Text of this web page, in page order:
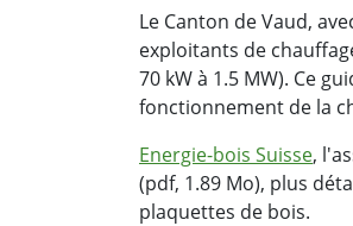
Le Canton de Vaud,
exploitants de
70 kW à 1.5 MW). Ce
fonctionnement de la
Energie-bois Suisse,
(pdf, 1.89 Mo), plus
plaquettes de bois.